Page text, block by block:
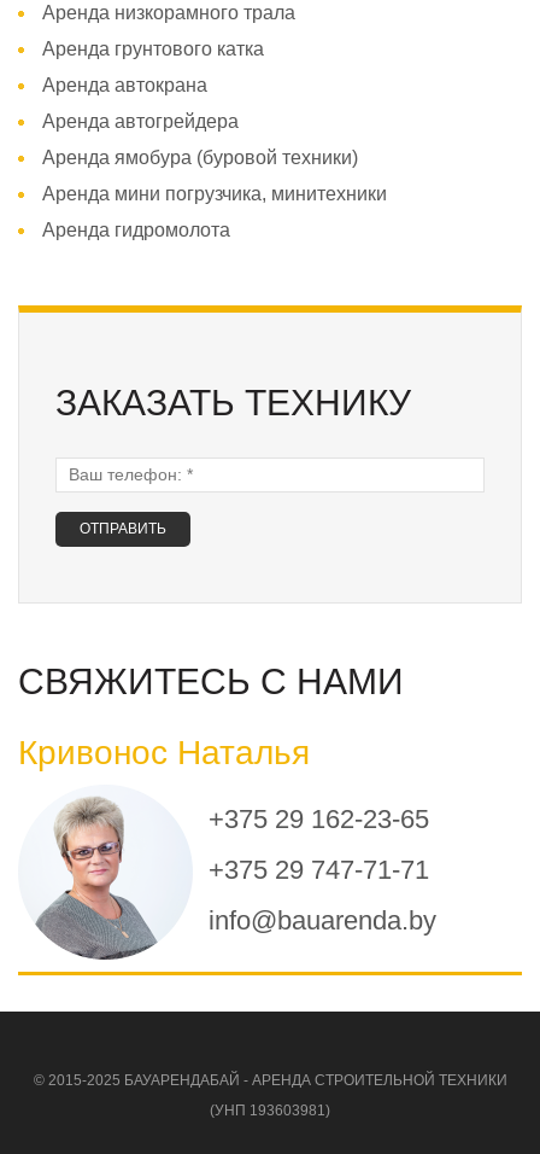
Аренда низкорамного трала
Аренда грунтового катка
Аренда автокрана
Аренда автогрейдера
Аренда ямобура (буровой техники)
Аренда мини погрузчика, минитехники
Аренда гидромолота
ЗАКАЗАТЬ ТЕХНИКУ
Ваш телефон:
СВЯЖИТЕСЬ С НАМИ
Кривонос Наталья
+375 29 162-23-65
+375 29 747-71-71
info@bauarenda.by
© 2015-2025 БАУАРЕНДАБАЙ - АРЕНДА СТРОИТЕЛЬНОЙ ТЕХНИКИ
(УНП 193603981)